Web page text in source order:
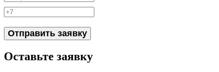
Отправить заявку
Оставьте заявку